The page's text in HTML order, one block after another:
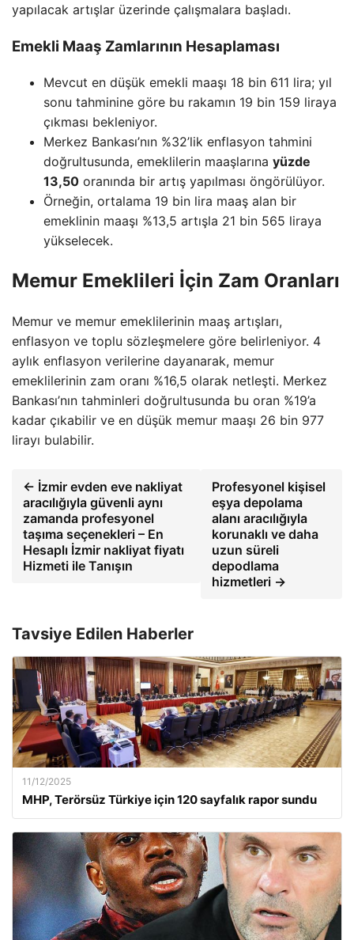
yapılacak artışlar üzerinde çalışmalara başladı.
Emekli Maaş Zamlarının Hesaplaması
Mevcut en düşük emekli maaşı 18 bin 611 lira; yıl
sonu tahminine göre bu rakamın 19 bin 159 liraya
çıkması bekleniyor.
Merkez Bankası’nın %32’lik enflasyon tahmini
doğrultusunda, emeklilerin maaşlarına yüzde
13,50 oranında bir artış yapılması öngörülüyor.
Örneğin, ortalama 19 bin lira maaş alan bir
emeklinin maaşı %13,5 artışla 21 bin 565 liraya
yükselecek.
Memur Emeklileri İçin Zam Oranları
Memur ve memur emeklilerinin maaş artışları,
enflasyon ve toplu sözleşmelere göre belirleniyor. 4
aylık enflasyon verilerine dayanarak, memur
emeklilerinin zam oranı %16,5 olarak netleşti. Merkez
Bankası’nın tahminleri doğrultusunda bu oran %19’a
kadar çıkabilir ve en düşük memur maaşı 26 bin 977
lirayı bulabilir.
← İzmir evden eve nakliyat
aracılığıyla güvenli aynı
zamanda profesyonel
taşıma seçenekleri – En
Hesaplı İzmir nakliyat fiyatı
Hizmeti ile Tanışın
Profesyonel kişisel
eşya depolama
alanı aracılığıyla
korunaklı ve daha
uzun süreli
depodlama
hizmetleri →
Tavsiye Edilen Haberler
11/12/2025
MHP, Terörsüz Türkiye için 120 sayfalık rapor sundu